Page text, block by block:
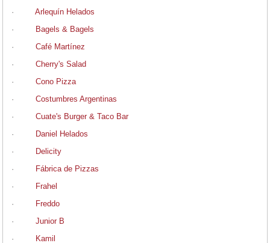
· Arlequín Helados
·
Bagels & Bagels
· Café Martínez
· Cherry's Salad
· Cono Pizza
· Costumbres Argentinas
· Cuate's Burger & Taco Bar
·
Daniel Helados
·
Delicity
·
Fábrica de Pizzas
·
Frahel
·
Freddo
· Junior B
·
Kamil